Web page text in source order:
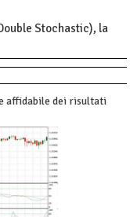
Stochastic), la
affidabile dei risultati